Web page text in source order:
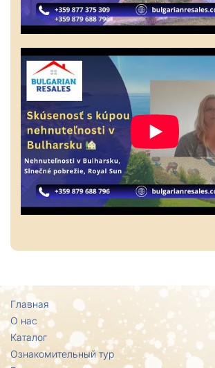
Главная
О нас
Каталог
Ознакомительный тур